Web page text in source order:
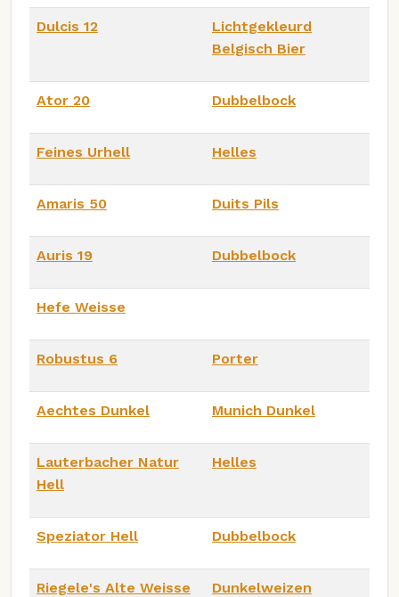
Dulcis 12
Lichtgekleurd
Belgisch Bier
Ator 20 Dubbelbock
Feines Urhell Helles
Amaris 50 Duits Pils
Auris 19 Dubbelbock
Hefe Weisse
Robustus 6 Porter
Aechtes Dunkel Munich Dunkel
Lauterbacher Natur
Hell
Helles
Speziator Hell Dubbelbock
Riegele's Alte Weisse Dunkelweizen